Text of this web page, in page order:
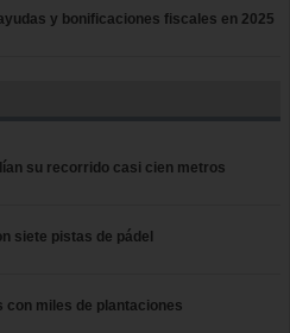
y bonificaciones fiscales en 2025
su recorrido casi cien metros
siete pistas de pádel
con miles de plantaciones